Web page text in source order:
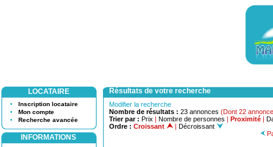
LOCATAIRE
Inscription locataire
Mon compte
Recherche avancée
INFORMATIONS
Résultats de votre recherche
Modifier la recherche
Nombre de résultats : 23 annonces (Dont 22
Trier par : Prix | Nombre de personnes | Proximité |
Ordre : Croissant | Décroissant